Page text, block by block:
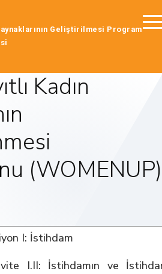
Geliştirilmesi Program
Kadın
(WOMENUP)
I: İstihdam
I.II: İstihdamın ve